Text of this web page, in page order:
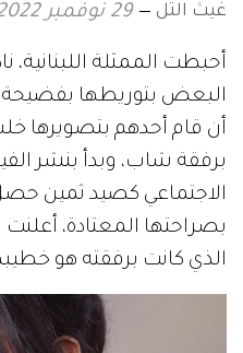
غيث التل 29 نوفمبر 2022
أحبطت الممثلة
البعض بتوريطها
أن قام أحدهم بتصويرها
برفقة شاب، وبدأ بنشر
الاجتماعي كصيد ثمين حصل
بصراحتها المعتادة،
الذي كانت برفقته هو